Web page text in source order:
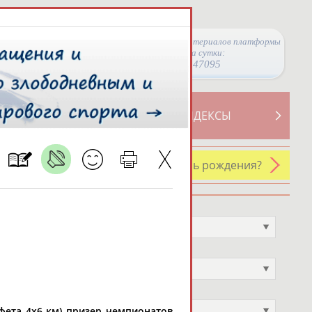
Просмотры материалов платформы
за сутки:
47095
СВОДНЫЕ ИНДЕКСЫ
У кого сегодня день рождения?